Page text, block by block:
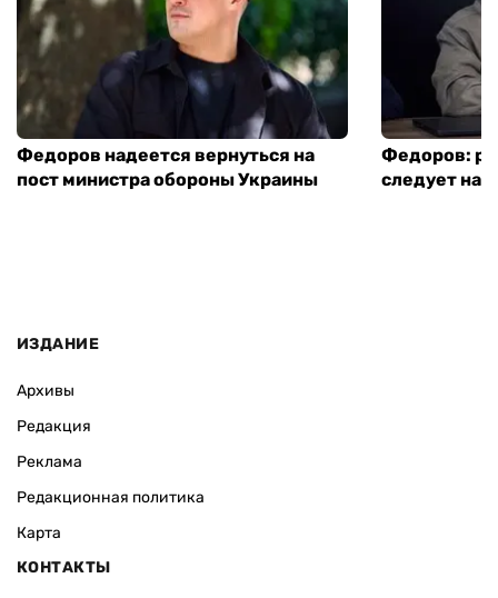
Федоров надеется вернуться на
пост министра обороны Украины
Федоров:
следует
ИЗДАНИЕ
Архивы
Редакция
Реклама
Редакционная политика
Карта
КОНТАКТЫ